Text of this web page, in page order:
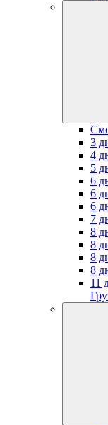
3
4
5
6
6
6
7
8
8
8
8
11